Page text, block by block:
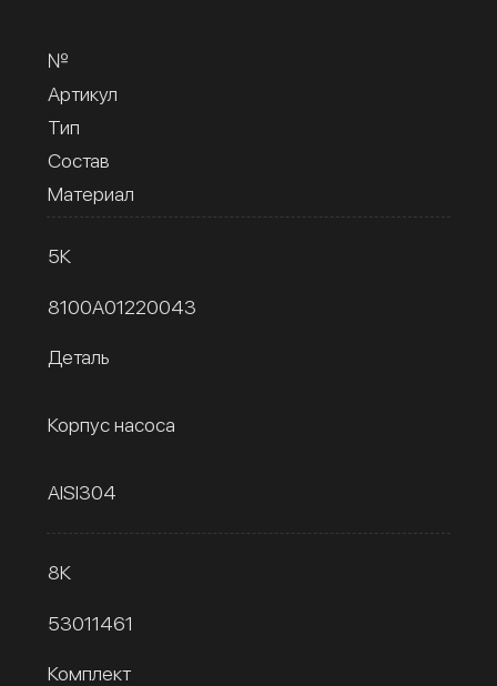
№
Артикул
Тип
Состав
Материал
5К
8100A01220043
Деталь
Корпус насоса
AISI304
8К
53011461
Комплект